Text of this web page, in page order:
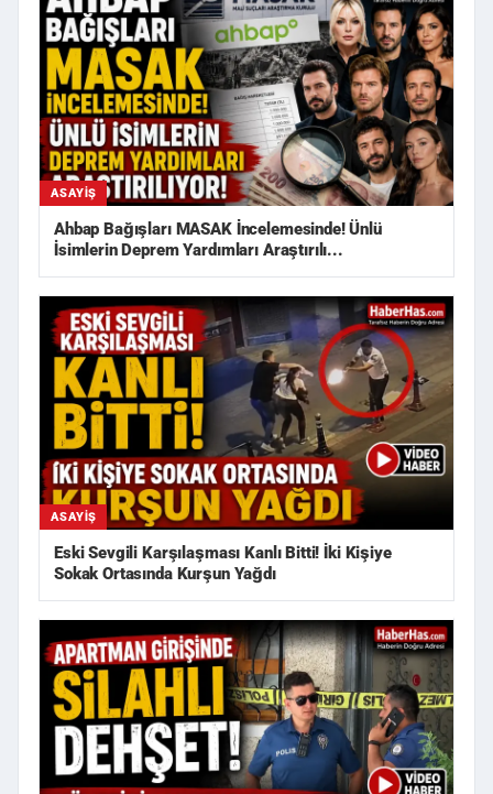
ASAYIŞ
Ahbap Bağışları MASAK İncelemesinde! Ünlü
İsimlerin Deprem Yardımları Araştırılı...
ASAYIŞ
Eski Sevgili Karşılaşması Kanlı Bitti! İki Kişiye
Sokak Ortasında Kurşun Yağdı